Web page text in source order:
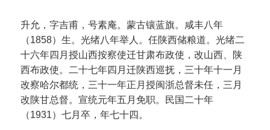
升允，字吉甫，号素庵。蒙古镶蓝旗。咸丰八年
（1858）生。光绪八年举人。任陕西储粮道。光绪二
十六年四月授山西按察使迁甘肃布政使，改山西、陕
西布政使。二十七年四月迁陕西巡抚，三十年十一月
改察哈尔都统，三十一年正月授闽浙总督未任，三月
改陕甘总督。宣统元年五月免职。民国二十年
（1931）七月卒，年七十四。